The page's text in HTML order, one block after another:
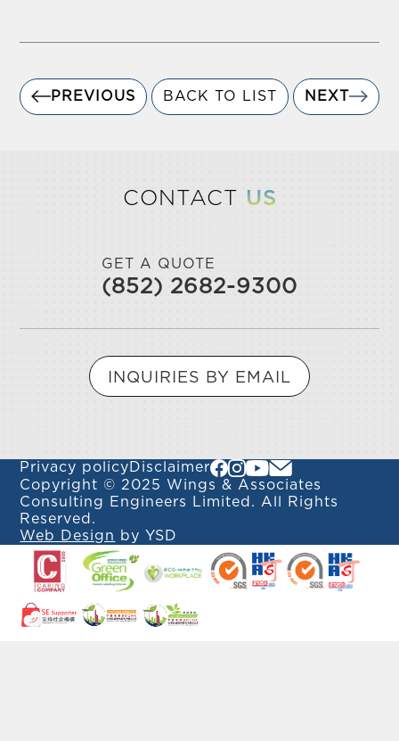
PREVIOUS BACK TO LIST NEXT
CONTACT US
GET A QUOTE
(852) 2682-9300
INQUIRIES BY EMAIL
Privacy policy Disclaimer
Copyright © 2025 Wings & Associates
Consulting Engineers Limited. All Rights
Reserved.
Web Design
by YSD